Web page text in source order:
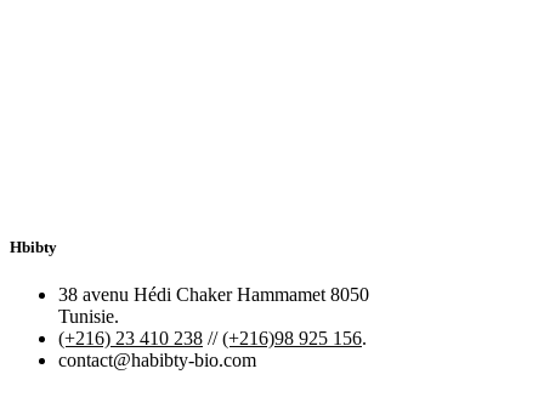
Hbibty
38 avenu Hédi Chaker Hammamet 8050
Tunisie.
(+216) 23 410 238 //(+216)98 925 156.
contact@habibty-bio.com